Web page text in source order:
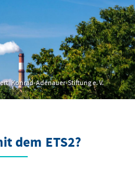
Konrad-Adenauer-Stiftung e. V.
dem ETS2?